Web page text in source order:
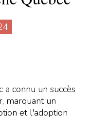
a connu un succès
marquant un
et l'adoption